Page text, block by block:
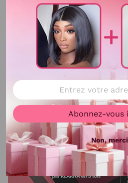
Longueur 8-
200%
Délai d'utilisation
Noir
Ligne de Racine Des
Cheveux
Taille De Lace
Bandes
Lace Lace
Voir plus
Abonnez-vous
Non,